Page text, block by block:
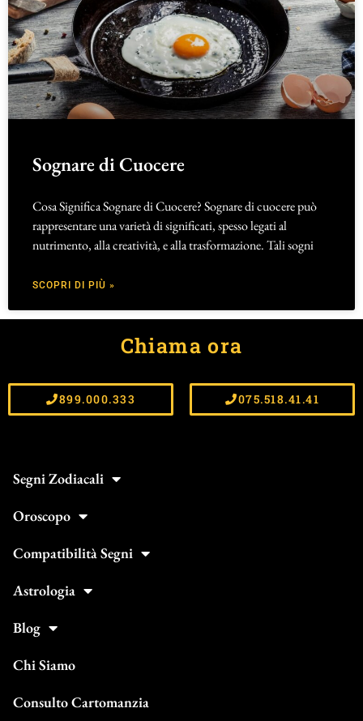
Sognare di Cuocere
Cosa Significa Sognare di Cuocere? Sognare di cuocere può
rappresentare una varietà di significati, spesso legati al
nutrimento, alla creatività, e alla trasformazione. Tali sogni
SCOPRI DI PIÙ »
Chiama ora
899.000.333 075.518.41.41
Segni Zodiacali
Oroscopo
Compatibilità Segni
Astrologia
Blog
Chi Siamo
Consulto Cartomanzia